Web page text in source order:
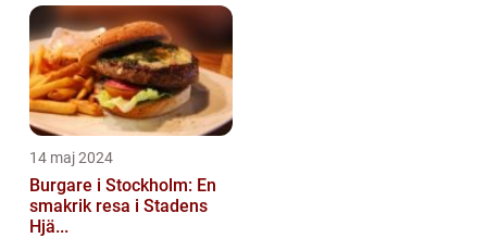
14 maj 2024
Burgare i Stockholm: En
smakrik resa i Stadens
Hjä...